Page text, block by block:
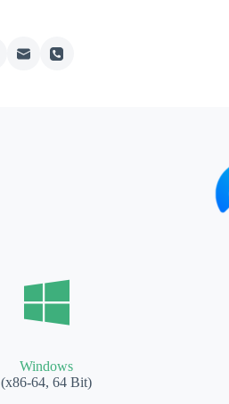
Windows
(x86-64, 64 Bit)